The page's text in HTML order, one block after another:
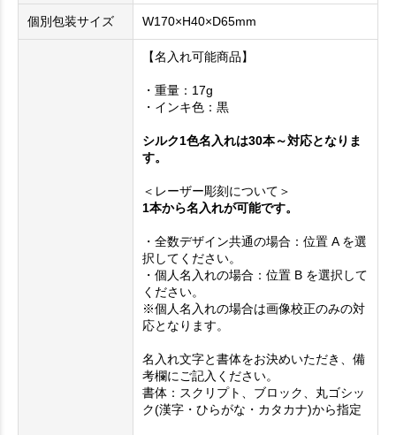
個別包装サイズ W170×H40×D65mm
【名入れ可能商品】
・重量：17g
・インキ色：黒
シルク1色名入れは30本～対応となりま
す。
＜レーザー彫刻について＞
1本から名入れが可能です。
・全数デザイン共通の場合：位置 A を選
択してください。
・個人名入れの場合：位置 B を選択して
ください。
※個人名入れの場合は画像校正のみの対
応となります。
名入れ文字と書体をお決めいただき、備
考欄にご記入ください。
書体：スクリプト、ブロック、丸ゴシッ
ク(漢字・ひらがな・カタカナ)から指定